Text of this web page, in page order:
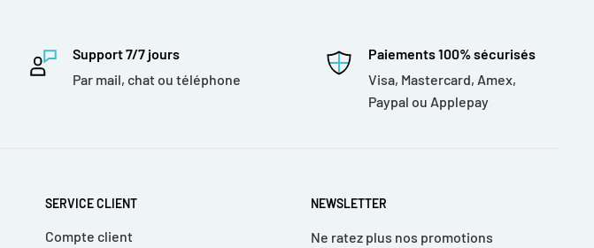
Support 7/7 jours
Par mail, chat ou téléphone
Paiements 100% sécurisés
Visa, Mastercard, Amex,
Paypal ou Applepay
SERVICE CLIENT
Compte client
NEWSLETTER
Ne ratez plus nos promotions